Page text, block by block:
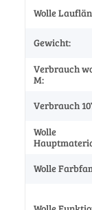
Wolle
Gewicht:
Verbrauch
M:
Verbrauch
Wolle
Wolle